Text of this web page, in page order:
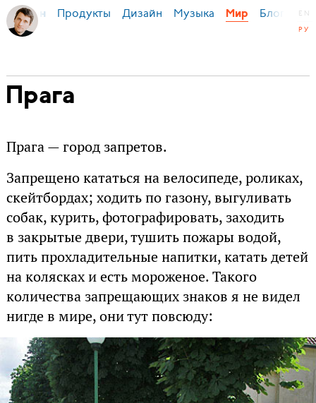
Бирман Продукты Дизайн Музыка Мир Блог
EN
РУ
Прага
Прага — город запретов.
Запрещено кататься на велосипеде, роликах,
скейтбордах; ходить по газону, выгуливать
собак, курить, фотографировать, заходить
в закрытые двери, тушить пожары водой,
пить прохладительные напитки, катать детей
на колясках и есть мороженое. Такого
количества запрещающих знаков я не видел
нигде в мире, они тут повсюду: